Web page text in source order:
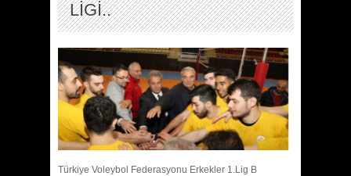
LİGİ..
Türkiye Voleybol Federasyonu Erkekler 1.Lig B